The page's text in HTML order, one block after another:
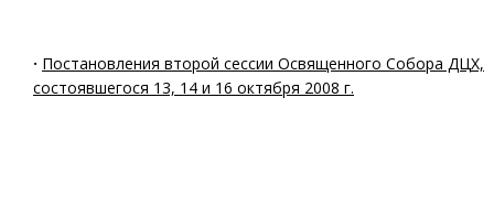
· Постановления второй сессии Освященного Собора ДЦХ,
состоявшегося 13, 14 и 16 октября 2008 г.